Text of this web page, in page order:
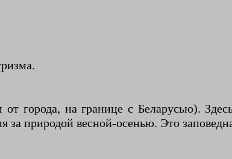
города, на границе с Беларусью).
природой весной-осенью. Это